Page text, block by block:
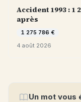
Accident 1993 : 1
après
1 275 786 €
4 août 2026
Un mot vous